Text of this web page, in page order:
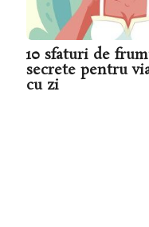
10 sfaturi de
secrete pentru
cu zi